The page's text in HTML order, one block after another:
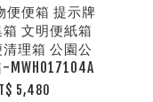
便便箱 提示牌
文明便紙箱
理箱 公園公
MWH017104A
5,480